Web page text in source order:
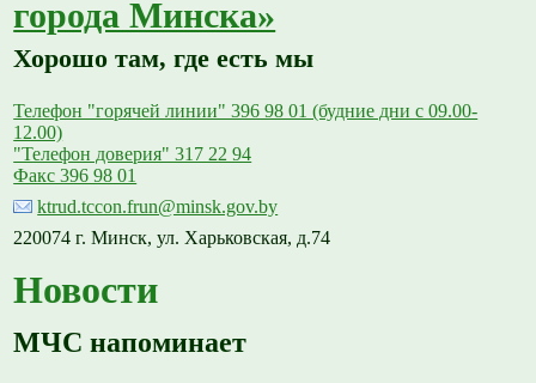
города Минска»
Хорошо там, где есть мы
Телефон "горячей линии" 396 98 01 (будние дни с 09.00-
12.00)
"Телефон доверия" 317 22 94
Факс 396 98 01
ktrud.tccon.frun@minsk.gov.by
220074 г. Минск, ул. Харьковская, д.74
Новости
МЧС напоминает